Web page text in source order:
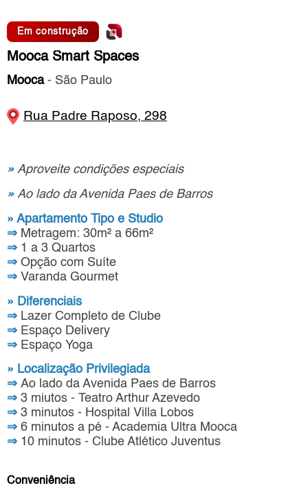
Em construção
Mooca Smart Spaces
Mooca- São Paulo
Rua Padre Raposo, 298
» Aproveite condições especiais
» Ao lado da Avenida Paes de Barros
» Apartamento Tipo e Studio
⇒ Metragem: 30m² a 66m²
⇒ 1 a 3 Quartos
⇒ Opção com Suíte
⇒ Varanda Gourmet
» Diferenciais
⇒ Lazer Completo de Clube
⇒ Espaço Delivery
⇒ Espaço Yoga
» Localização Privilegiada
⇒ Ao lado da Avenida Paes de Barros
⇒ 3 miutos - Teatro Arthur Azevedo
⇒ 3 minutos - Hospital Villa Lobos
⇒ 6 minutos a pé - Academia Ultra Mooca
⇒ 10 minutos - Clube Atlético Juventus
Conveniência